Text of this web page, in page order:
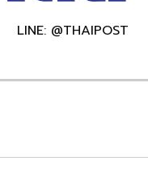
LINE: @THAIPOST